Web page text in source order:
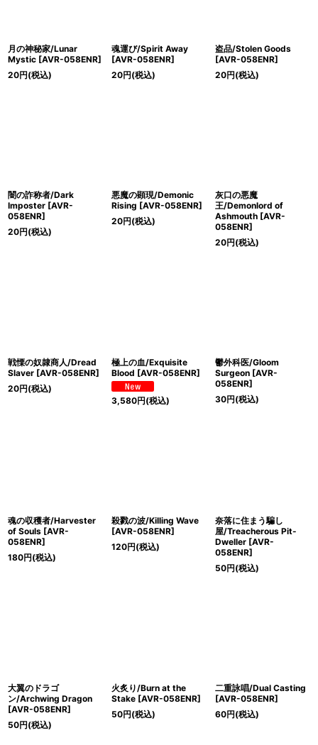
月の神秘家/Lunar
Mystic [AVR-058ENR]
20円(税込)
魂運び/Spirit Away
[AVR-058ENR]
20円(税込)
盗品/Stolen Goods
[AVR-058ENR]
20円(税込)
闇の詐称者/Dark
Imposter [AVR-
058ENR]
20円(税込)
悪魔の顕現/Demonic
Rising [AVR-058ENR]
20円(税込)
灰口の悪魔
王/Demonlord of
Ashmouth [AVR-
058ENR]
20円(税込)
戦慄の奴隷商人/Dread
Slaver [AVR-058ENR]
20円(税込)
極上の血/Exquisite
Blood [AVR-058ENR]
3,580円(税込)
鬱外科医/Gloom
Surgeon [AVR-
058ENR]
30円(税込)
魂の収穫者/Harvester
of Souls [AVR-
058ENR]
180円(税込)
殺戮の波/Killing Wave
[AVR-058ENR]
120円(税込)
奈落に住まう騙し
屋/Treacherous Pit-
Dweller [AVR-
058ENR]
50円(税込)
大翼のドラゴ
ン/Archwing Dragon
[AVR-058ENR]
50円(税込)
火炙り/Burn at the
Stake [AVR-058ENR]
50円(税込)
二重詠唱/Dual Casting
[AVR-058ENR]
60円(税込)